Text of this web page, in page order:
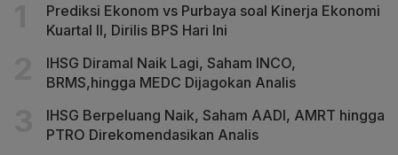
Prediksi Ekonom vs Purbaya soal Kinerja Ekonomi
Kuartal II, Dirilis BPS Hari Ini
IHSG Diramal Naik Lagi, Saham INCO,
BRMS,hingga MEDC Dijagokan Analis
IHSG Berpeluang Naik, Saham AADI, AMRT hingga
PTRO Direkomendasikan Analis